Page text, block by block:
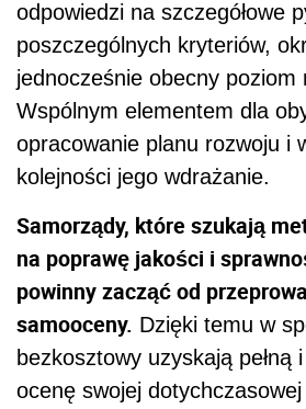
odpowiedzi na szczegółowe
poszczególnych kryteriów,
jednocześnie obecny poziom
Wspólnym elementem dla
opracowanie planu rozwoju i
kolejności jego wdrażanie.
Samorządy, które szukają
na poprawę jakości i
powinny zacząć od
samooceny. Dzięki temu w
bezkosztowy uzyskają pełną
ocenę swojej dotychczasowej